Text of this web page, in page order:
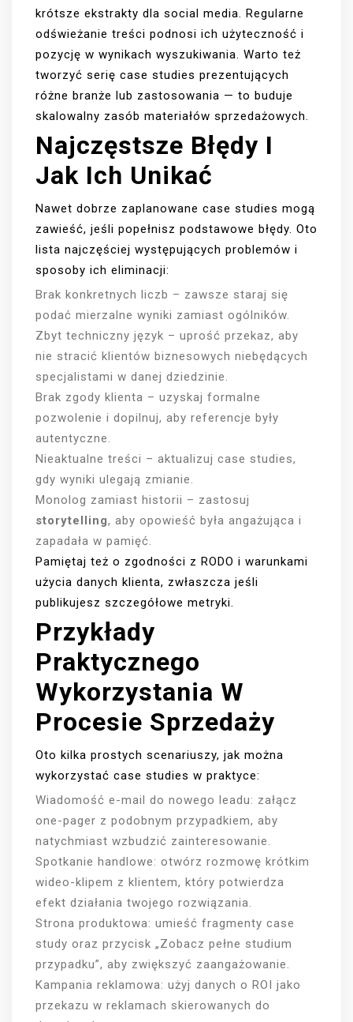
krótsze ekstrakty dla social media. Regularne
odświeżanie treści podnosi ich użyteczność i
pozycję w wynikach wyszukiwania. Warto też
tworzyć serię case studies prezentujących
różne branże lub zastosowania — to buduje
skalowalny zasób materiałów sprzedażowych.
Najczęstsze Błędy I
Jak Ich Unikać
Nawet dobrze zaplanowane case studies mogą
zawieść, jeśli popełnisz podstawowe błędy. Oto
lista najczęściej występujących problemów i
sposoby ich eliminacji:
Brak konkretnych liczb – zawsze staraj się
podać mierzalne wyniki zamiast ogólników.
Zbyt techniczny język – uprość przekaz, aby
nie stracić klientów biznesowych niebędących
specjalistami w danej dziedzinie.
Brak zgody klienta – uzyskaj formalne
pozwolenie i dopilnuj, aby referencje były
autentyczne.
Nieaktualne treści – aktualizuj case studies,
gdy wyniki ulegają zmianie.
Monolog zamiast historii – zastosuj
storytelling, aby opowieść była angażująca i
zapadała w pamięć.
Pamiętaj też o zgodności z RODO i warunkami
użycia danych klienta, zwłaszcza jeśli
publikujesz szczegółowe metryki.
Przykłady
Praktycznego
Wykorzystania W
Procesie Sprzedaży
Oto kilka prostych scenariuszy, jak można
wykorzystać case studies w praktyce:
Wiadomość e-mail do nowego leadu: załącz
one-pager z podobnym przypadkiem, aby
natychmiast wzbudzić zainteresowanie.
Spotkanie handlowe: otwórz rozmowę krótkim
wideo-klipem z klientem, który potwierdza
efekt działania twojego rozwiązania.
Strona produktowa: umieść fragmenty case
study oraz przycisk „Zobacz pełne studium
przypadku”, aby zwiększyć zaangażowanie.
Kampania reklamowa: użyj danych o ROI jako
przekazu w reklamach skierowanych do